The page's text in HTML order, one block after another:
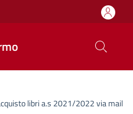
libri a.s 2021/2022 via mail